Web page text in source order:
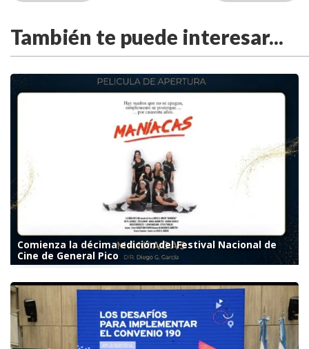
También te puede interesar...
Comienza la décima edición del Festival Nacional de
Cine de General Pico